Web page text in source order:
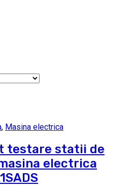
, Masina electrica
testare statii de
electrica